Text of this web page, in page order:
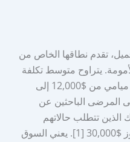
تقدم نطاقها الخاص من
يتراوح متوسط تكلفة
عملية تجميل ما بعد الأمومة في ميامي من $12,000 إلى
على المرضى الباحثين عن
تتطلب حالاتهم
تعقيدًا أكبر توقع تكاليف قد تتجاوز $30,000 [1]. يعني السوق